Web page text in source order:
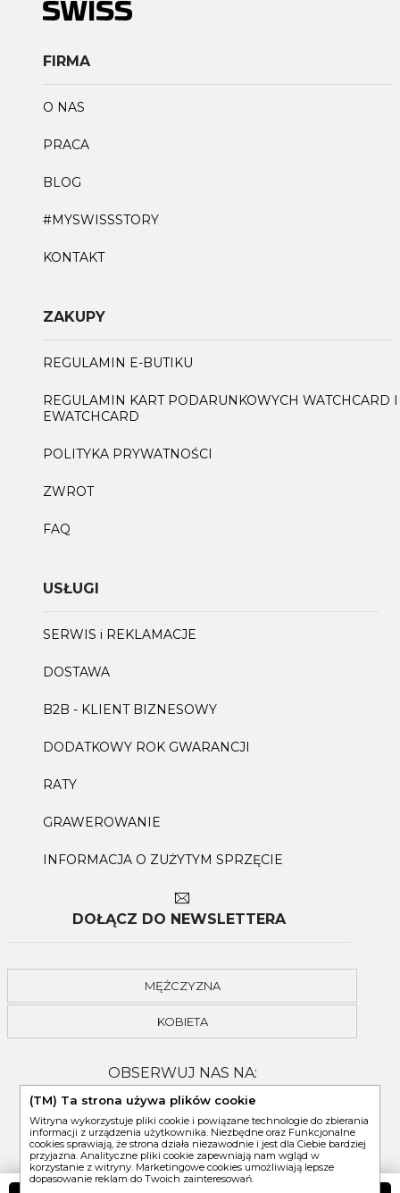
FIRMA
O NAS
PRACA
BLOG
#MYSWISSSTORY
KONTAKT
ZAKUPY
REGULAMIN E-BUTIKU
REGULAMIN KART PODARUNKOWYCH WATCHCARD I
EWATCHCARD
POLITYKA PRYWATNOŚCI
ZWROT
FAQ
USŁUGI
SERWIS i REKLAMACJE
DOSTAWA
B2B - KLIENT BIZNESOWY
DODATKOWY ROK GWARANCJI
RATY
GRAWEROWANIE
INFORMACJA O ZUŻYTYM SPRZĘCIE
DOŁĄCZ DO NEWSLETTERA
MĘŻCZYZNA
KOBIETA
OBSERWUJ NAS NA:
(TM) Ta strona używa plików cookie
Witryna wykorzystuje pliki cookie i powiązane technologie do zbierania
informacji z urządzenia użytkownika. Niezbędne oraz Funkcjonalne
cookies sprawiają, że strona działa niezawodnie i jest dla Ciebie bardziej
przyjazna. Analityczne pliki cookie zapewniają nam wgląd w
korzystanie z witryny. Marketingowe cookies umożliwiają lepsze
dopasowanie reklam do Twoich zainteresowań.